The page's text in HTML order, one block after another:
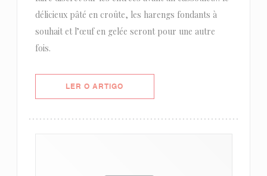
délicieux pâté en croûte, les harengs fondants à
souhait et l’œuf en gelée seront pour une autre
fois.
LER O ARTIGO